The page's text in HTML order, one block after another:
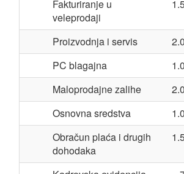
Fakturiranje u
veleprodaji
Proizvodnja i servis
PC blagajna
Maloprodajne zalihe
Osnovna sredstva
Obračun plaća i drugih
dohodaka